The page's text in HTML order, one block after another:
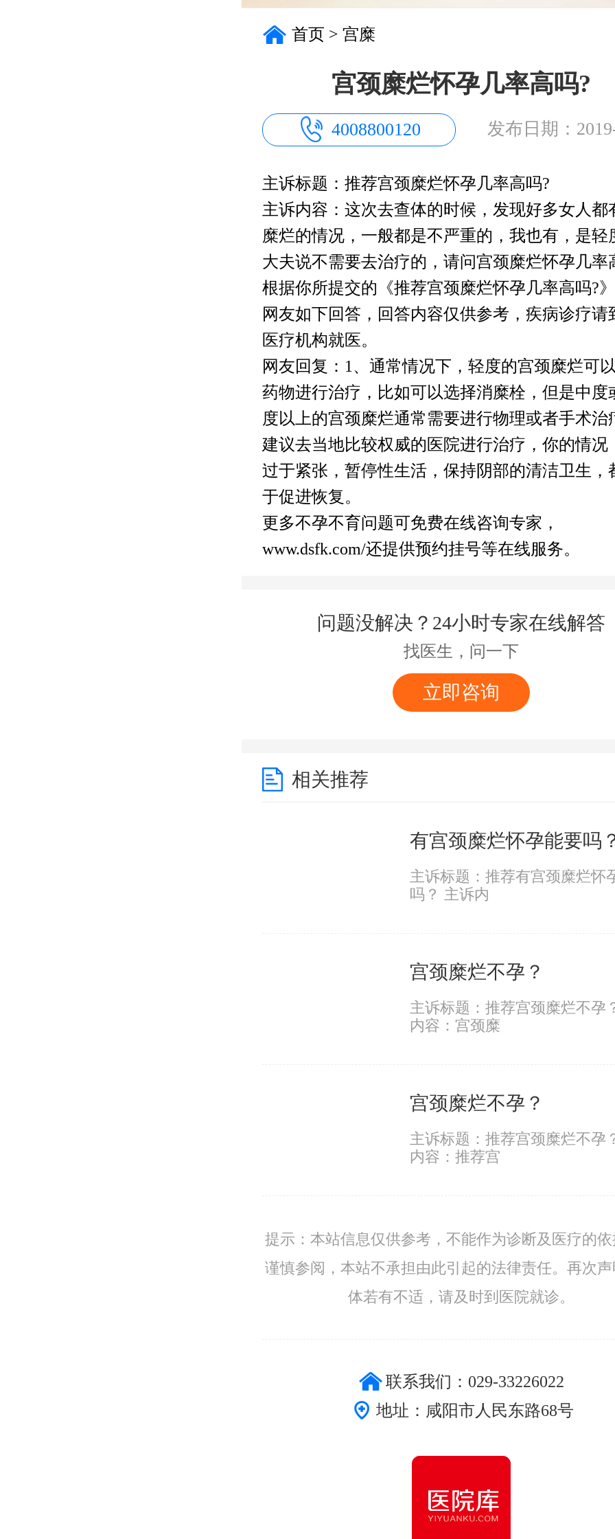
首页 > 宫糜
宫颈糜烂怀孕几率高吗?
4008800120 发布日期：
主诉标题：推荐宫颈糜烂怀孕几率高吗?
主诉内容：这次去查体的时候，发现好多女人都
糜烂的情况，一般都是不严重的，我也有，是轻
大夫说不需要去治疗的，请问宫颈糜烂怀孕几率
根据你所提交的《推荐宫颈糜烂怀孕几率高吗?
网友如下回答，回答内容仅供参考，疾病诊疗请
医疗机构就医。
网友回复：1、通常情况下，轻度的宫颈糜烂可
药物进行治疗，比如可以选择消糜栓，但是中度
度以上的宫颈糜烂通常需要进行物理或者手术治
建议去当地比较权威的医院进行治疗，你的情况
过于紧张，暂停性生活，保持阴部的清洁卫生，
于促进恢复。
更多不孕不育问题可免费在线咨询专家，
www.dsfk.com/还提供预约挂号等在线服务。
问题没解决？24小时专家在线解答
找医生，问一下
立即咨询
相关推荐
有宫颈糜烂怀孕能要吗
主诉标题：推荐有宫颈糜烂怀
吗？ 主诉内
宫颈糜烂不孕？
主诉标题：推荐宫颈糜烂不孕
内容：宫颈糜
宫颈糜烂不孕？
主诉标题：推荐宫颈糜烂不孕
内容：推荐宫
提示：本站信息仅供参考，不能作为诊断及医疗的
谨慎参阅，本站不承担由此引起的法律责任。再次
体若有不适，请及时到医院就诊。
联系我们：029-33226022
地址：咸阳市人民东路68号